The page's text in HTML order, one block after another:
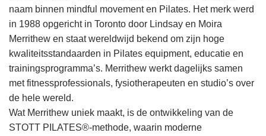
naam binnen mindful movement en Pilates. Het merk werd
in 1988 opgericht in Toronto door Lindsay en Moira
Merrithew en staat wereldwijd bekend om zijn hoge
kwaliteitsstandaarden in Pilates equipment, educatie en
trainingsprogramma’s. Merrithew werkt dagelijks samen
met fitnessprofessionals, fysiotherapeuten en studio’s over
de hele wereld.
Wat Merrithew uniek maakt, is de ontwikkeling van de
STOTT PILATES®-methode, waarin moderne